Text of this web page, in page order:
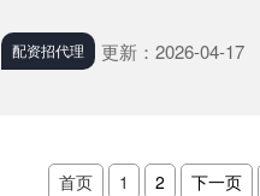
配资招代理 更新：2026-04-17
首页 1 2 下一页